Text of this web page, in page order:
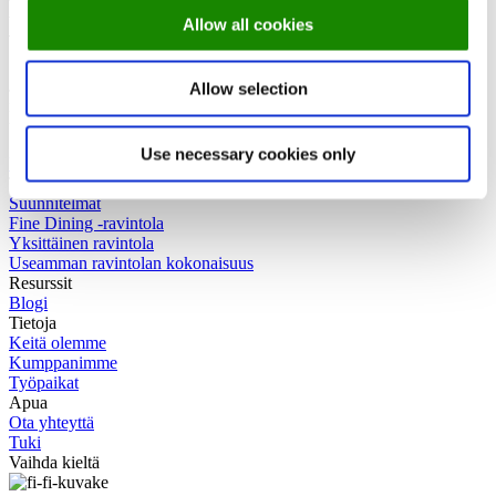
Allow all cookies
Allow selection
Use necessary cookies only
Esittelemme sinulle kaikki
varausjärjestelmän ominaisuudet!
Jokainen ravintola on yksilöllinen, joten olemme aina valmiita
tarpeisiisi!
Varaa ilmainen esittely
Tuotteemme
Suunnitelmat
Fine Dining -ravintola
Yksittäinen ravintola
Useamman ravintolan kokonaisuus
Resurssit
Blogi
Tietoja
Keitä olemme
Kumppanimme
Työpaikat
Apua
Ota yhteyttä
Tuki
Vaihda kieltä